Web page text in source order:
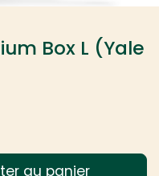
Box L (Yale
au panier